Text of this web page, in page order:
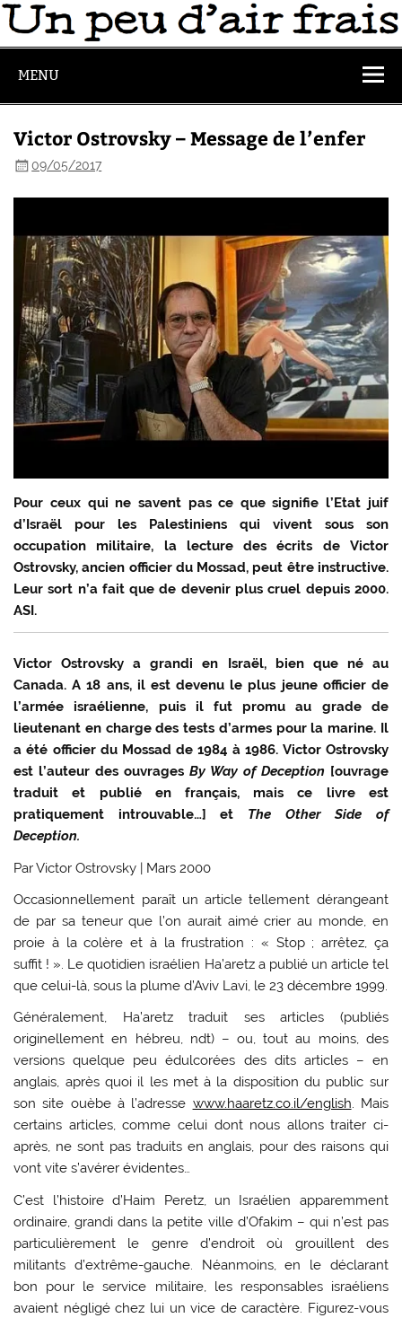
MENU
Victor Ostrovsky – Message de l’enfer
09/05/2017
Pour ceux qui ne savent pas ce que signifie l’Etat juif
d’Israël pour les Palestiniens qui vivent sous son
occupation militaire, la lecture des écrits de Victor
Ostrovsky, ancien officier du Mossad, peut être instructive.
Leur sort n’a fait que de devenir plus cruel depuis 2000.
ASI.
Victor Ostrovsky a grandi en Israël, bien que né au
Canada. A 18 ans, il est devenu le plus jeune officier de
l’armée israélienne, puis il fut promu au grade de
lieutenant en charge des tests d’armes pour la marine. Il
a été officier du Mossad de 1984 à 1986. Victor Ostrovsky
est l’auteur des ouvrages By Way of Deception[ouvrage
traduit et publié en français, mais ce livre est
pratiquement introuvable…] et The Other Side of
Deception.
Par Victor Ostrovsky | Mars 2000
Occasionnellement paraît un article tellement dérangeant
de par sa teneur que l’on aurait aimé crier au monde, en
proie à la colère et à la frustration : « Stop ; arrêtez, ça
suffit ! ». Le quotidien israélien Ha’aretz a publié un article tel
que celui-là, sous la plume d’Aviv Lavi, le 23 décembre 1999.
Généralement, Ha’aretz traduit ses articles (publiés
originellement en hébreu, ndt) – ou, tout au moins, des
versions quelque peu édulcorées des dits articles – en
anglais, après quoi il les met à la disposition du public sur
son site ouèbe à l’adresse www.haaretz.co.il/english. Mais
certains articles, comme celui dont nous allons traiter ci-
après, ne sont pas traduits en anglais, pour des raisons qui
vont vite s’avérer évidentes…
C’est l’histoire d’Haim Peretz, un Israélien apparemment
ordinaire, grandi dans la petite ville d’Ofakim – qui n’est pas
particulièrement le genre d’endroit où grouillent des
militants d’extrême-gauche. Néanmoins, en le déclarant
bon pour le service militaire, les responsables israéliens
avaient négligé chez lui un vice de caractère. Figurez-vous